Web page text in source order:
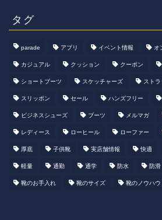
タグ
parade アプリ イベント情報 オ
カジュアル クッション クーポン
ショートブーツ スケッチャーズ スト
スリッポン セール ハンズフリー
ビジネスシューズ ブーツ メルマガ
レディース ローヒール ローファー
厚底 子供靴 実店舗情報 快適
軽量 通勤 通学 防水 防滑
靴のお手入れ 靴のサイズ 靴のノウハウ